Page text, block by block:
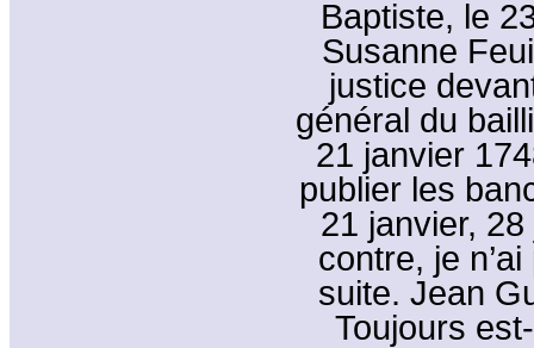
Baptiste, le
Susanne
justice
général du
21 janvier
publier les
21 janvier,
contre, je
suite. Jean
Toujours